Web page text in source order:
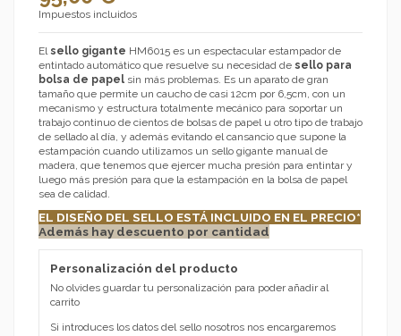
Impuestos incluidos
Elsello gigante HM6015 es un espectacular estampador de
entintado automático que resuelve su necesidad de sello para
bolsa de papel sin más problemas. Es un aparato de gran
tamaño que permite un caucho de casi 12cm por 6,5cm, con un
mecanismo y estructura totalmente mecánico para soportar un
trabajo continuo de cientos de bolsas de papel u otro tipo de trabajo
de sellado al día, y además evitando el cansancio que supone la
estampación cuando utilizamos un sello gigante manual de
madera, que tenemos que ejercer mucha presión para entintar y
luego más presión para que la estampación en la bolsa de papel
sea de calidad.
EL DISEÑO DEL SELLO ESTÁ INCLUIDO EN EL PRECIO*
Además hay descuento por cantidad
Personalización del producto
No olvides guardar tu personalización para poder añadir al
carrito
Si introduces los datos del sello nosotros nos encargaremos